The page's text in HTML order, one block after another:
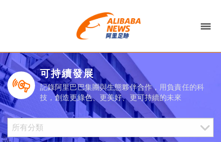
可持續發展
記錄阿里巴巴集團與生態夥伴合作，用負責任的科
技，創造更綠色、更美好、更可持續的未來